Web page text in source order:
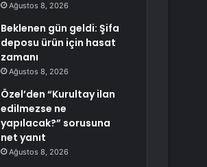
Ağustos 8, 2026
Beklenen gün geldi: Şifa
deposu ürün için hasat
zamanı
Ağustos 8, 2026
Özel’den “Kurultay ilan
edilmezse ne
yapılacak?” sorusuna
net yanıt
Ağustos 8, 2026